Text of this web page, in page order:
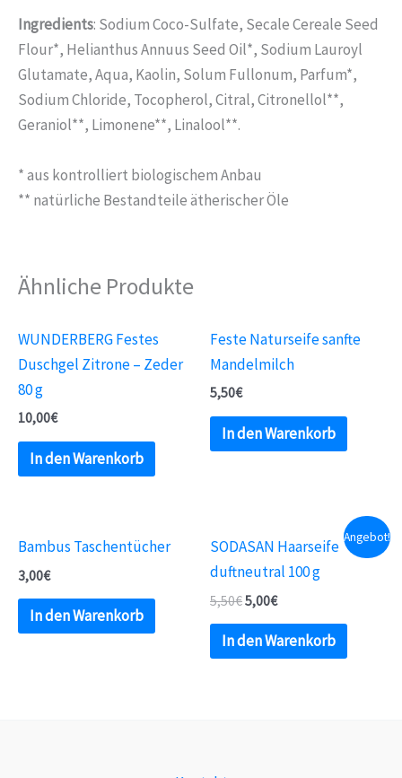
Ingredients: Sodium Coco-Sulfate, Secale Cereale Seed
Flour*, Helianthus Annuus Seed Oil*, Sodium Lauroyl
Glutamate, Aqua, Kaolin, Solum Fullonum, Parfum*,
Sodium Chloride, Tocopherol, Citral, Citronellol**,
Geraniol**, Limonene**, Linalool**.
* aus kontrolliert biologischem Anbau
** natürliche Bestandteile ätherischer Öle
Ähnliche Produkte
WUNDERBERG Festes
Duschgel Zitrone – Zeder
80 g
10,00€
In den Warenkorb
Feste Naturseife sanfte
Mandelmilch
5,50€
In den Warenkorb
Bambus Taschentücher
3,00€
In den Warenkorb
Angebot!
SODASAN Haarseife
duftneutral 100 g
5,50€5,00€
In den Warenkorb